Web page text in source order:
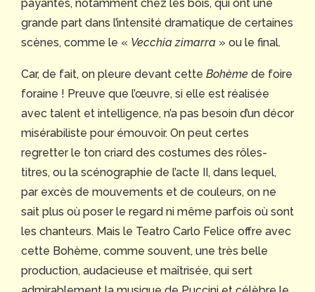
payantes, notamment chez les bois, qui ont une
grande part dans l’intensité dramatique de certaines
scènes, comme le « Vecchia zimarra » ou le final.
Car, de fait, on pleure devant cette Bohème de foire
foraine ! Preuve que l’œuvre, si elle est réalisée
avec talent et intelligence, n’a pas besoin d’un décor
misérabiliste pour émouvoir. On peut certes
regretter le ton criard des costumes des rôles-
titres, ou la scénographie de l’acte II, dans lequel,
par excès de mouvements et de couleurs, on ne
sait plus où poser le regard ni même parfois où sont
les chanteurs. Mais le Teatro Carlo Felice offre avec
cette Bohème, comme souvent, une très belle
production, audacieuse et maîtrisée, qui sert